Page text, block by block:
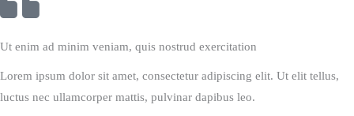
Ut enim ad minim veniam, quis nostrud exercitation
Lorem ipsum dolor sit amet, consectetur adipiscing elit. Ut elit tellus,
luctus nec ullamcorper mattis, pulvinar dapibus leo.